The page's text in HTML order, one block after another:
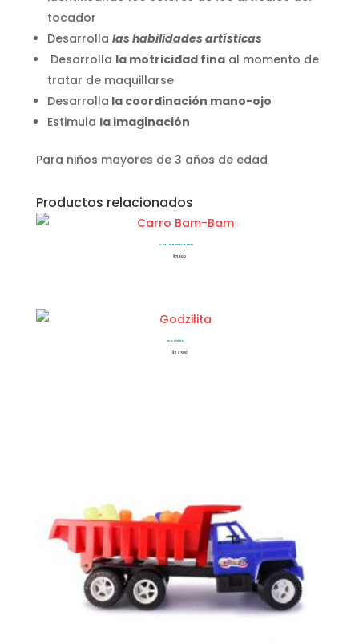
tocador
Desarrolla las habilidades artísticas
Desarrolla la motricidad finaal momento de
tratar de maquillarse
Desarrolla la coordinación mano-ojo
Estimula la imaginación
Para niños mayores de 3 años de edad
Productos relacionados
Carro Bam-Bam
$71.500
Godzilita
$34.500